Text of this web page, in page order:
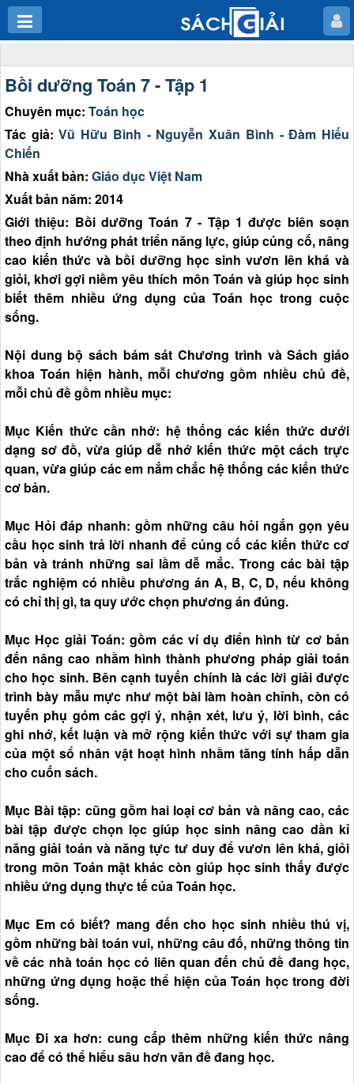
Bồi dưỡng Toán 7 - Tập 1
Chuyên mục: Toán học
Tác giả:Vũ Hữu Bình - Nguyễn Xuân Bình - Đàm Hiếu
Chiến
Nhà xuất bản: Giáo dục Việt Nam
Xuất bản năm: 2014
Giới thiệu: Bồi dưỡng Toán 7 - Tập 1 được biên soạn
theo định hướng phát triển năng lực, giúp củng cố, nâng
cao kiến thức và bồi dưỡng học sinh vươn lên khá và
giỏi, khơi gợi niềm yêu thích môn Toán và giúp học sinh
biết thêm nhiều ứng dụng của Toán học trong cuộc
sống.
Nội dung bộ sách bám sát Chương trình và Sách giáo
khoa Toán hiện hành, mỗi chương gồm nhiều chủ đề,
mỗi chủ đề gồm nhiều mục:
Mục Kiến thức cần nhớ: hệ thống các kiến thức dưới
dạng sơ đồ, vừa giúp dễ nhớ kiến thức một cách trực
quan, vừa giúp các em nắm chắc hệ thống các kiến thức
cơ bản.
Mục Hỏi đáp nhanh: gồm những câu hỏi ngắn gọn yêu
cầu học sinh trả lời nhanh để củng cố các kiến thức cơ
bản và tránh những sai lầm dễ mắc. Trong các bài tập
trắc nghiệm có nhiều phương án A, B, C, D, nếu không
có chỉ thị gì, ta quy ước chọn phương án đúng.
Mục Học giải Toán: gồm các ví dụ điển hình từ cơ bản
đến nâng cao nhằm hình thành phương pháp giải toán
cho học sinh. Bên cạnh tuyến chính là các lời giải được
trình bày mẫu mực như một bài làm hoàn chỉnh, còn có
tuyến phụ góm các gợi ý, nhận xét, lưu ý, lời bình, các
ghi nhớ, kết luận và mở rộng kiến thức với sự tham gia
của một sổ nhân vật hoạt hình nhằm tăng tính hấp dẫn
cho cuốn sách.
Mục Bài tập: cũng gồm hai loại cơ bản và nâng cao, các
bài tập được chọn lọc giúp học sinh nâng cao dần kỉ
năng giải toán và năng tực tư duy để vươn lên khá, giỏi
trong môn Toán mặt khác còn giúp học sinh thấy được
nhiều ứng dụng thực tế của Toán học.
Mục Em có biết? mang đến cho học sinh nhiều thú vị,
gồm những bài toán vui, những câu đố, những thông tin
về các nhà toán học có liên quan đến chủ đề đang học,
những ứng dụng hoặc thể hiện của Toán học trong đời
sống.
Mục Đi xa hơn: cung cấp thêm những kiến thức nâng
cao để có thể hiểu sâu hơn văn đề đang học.